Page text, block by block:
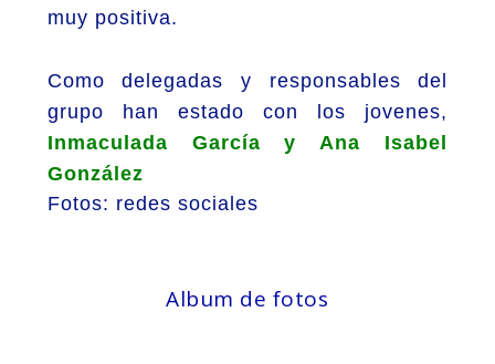
muy positiva.
Como delegadas y responsables del
grupo han estado con los jovenes,
Inmaculada García y Ana Isabel
González
Fotos: redes sociales
Album de fotos